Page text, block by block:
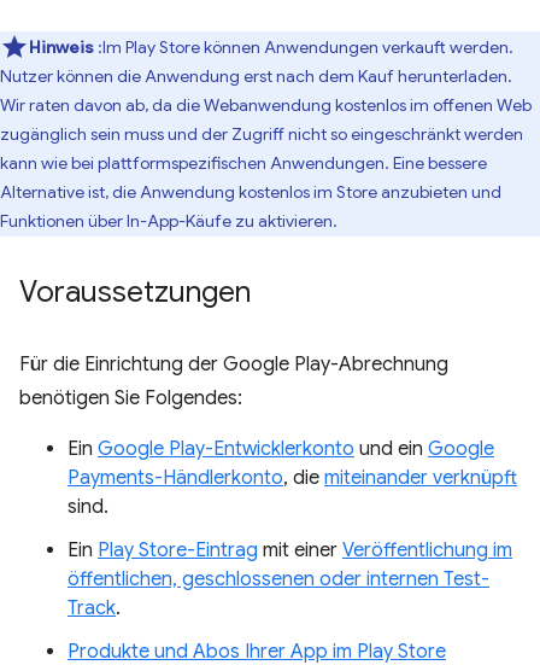
Hinweis :Im Play Store können Anwendungen verkauft werden.
Nutzer können die Anwendung erst nach dem Kauf herunterladen.
Wir raten davon ab, da die Webanwendung kostenlos im offenen Web
zugänglich sein muss und der Zugriff nicht so eingeschränkt werden
kann wie bei plattformspezifischen Anwendungen. Eine bessere
Alternative ist, die Anwendung kostenlos im Store anzubieten und
Funktionen über In-App-Käufe zu aktivieren.
Voraussetzungen
Für die Einrichtung der Google Play-Abrechnung
benötigen Sie Folgendes:
Ein Google Play-Entwicklerkonto und ein Google
Payments-Händlerkonto, die miteinander verknüpft
sind.
Ein Play Store-Eintrag mit einer Veröffentlichung im
öffentlichen, geschlossenen oder internen Test-
Track.
Produkte und Abos Ihrer App im Play Store